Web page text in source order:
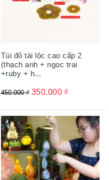
Túi đỏ tài lộc cao cấp 2
(thạch anh + ngọc trai
+ruby + h...
450.000 ₫ 350.000 ₫